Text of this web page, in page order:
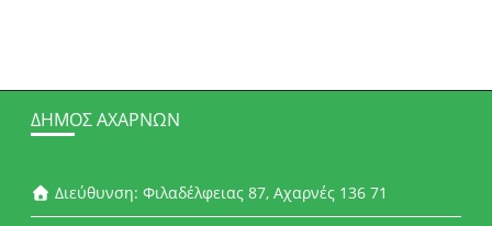
ΔΉΜΟΣ ΑΧΑΡΝΏΝ
Διεύθυνση: Φιλαδέλφειας 87, Αχαρνές 136 71